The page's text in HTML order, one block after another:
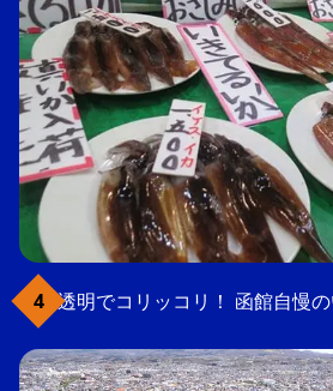
透明でコリッコリ！ 函館自慢